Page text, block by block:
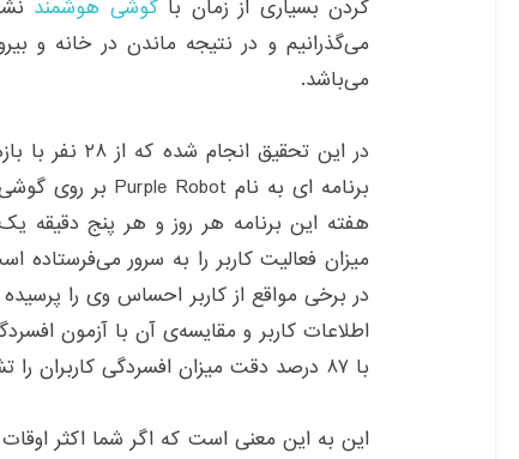
کردن بسیاری از زمان باگوشی هوشمند
می‌گذرانیم و در نتیجه ماندن در خانه و
می‌باشد.
هفته این برنامه هر روز و هر پنج دقیقه
میزان فعالیت کاربر را به سرور می‌فرستاده
در برخی مواقع از کاربر احساس وی را
با ۸۷ درصد دقت میزان افسردگی کاربران را تشخیص دهد.
این به این معنی است که اگر شما اکثر